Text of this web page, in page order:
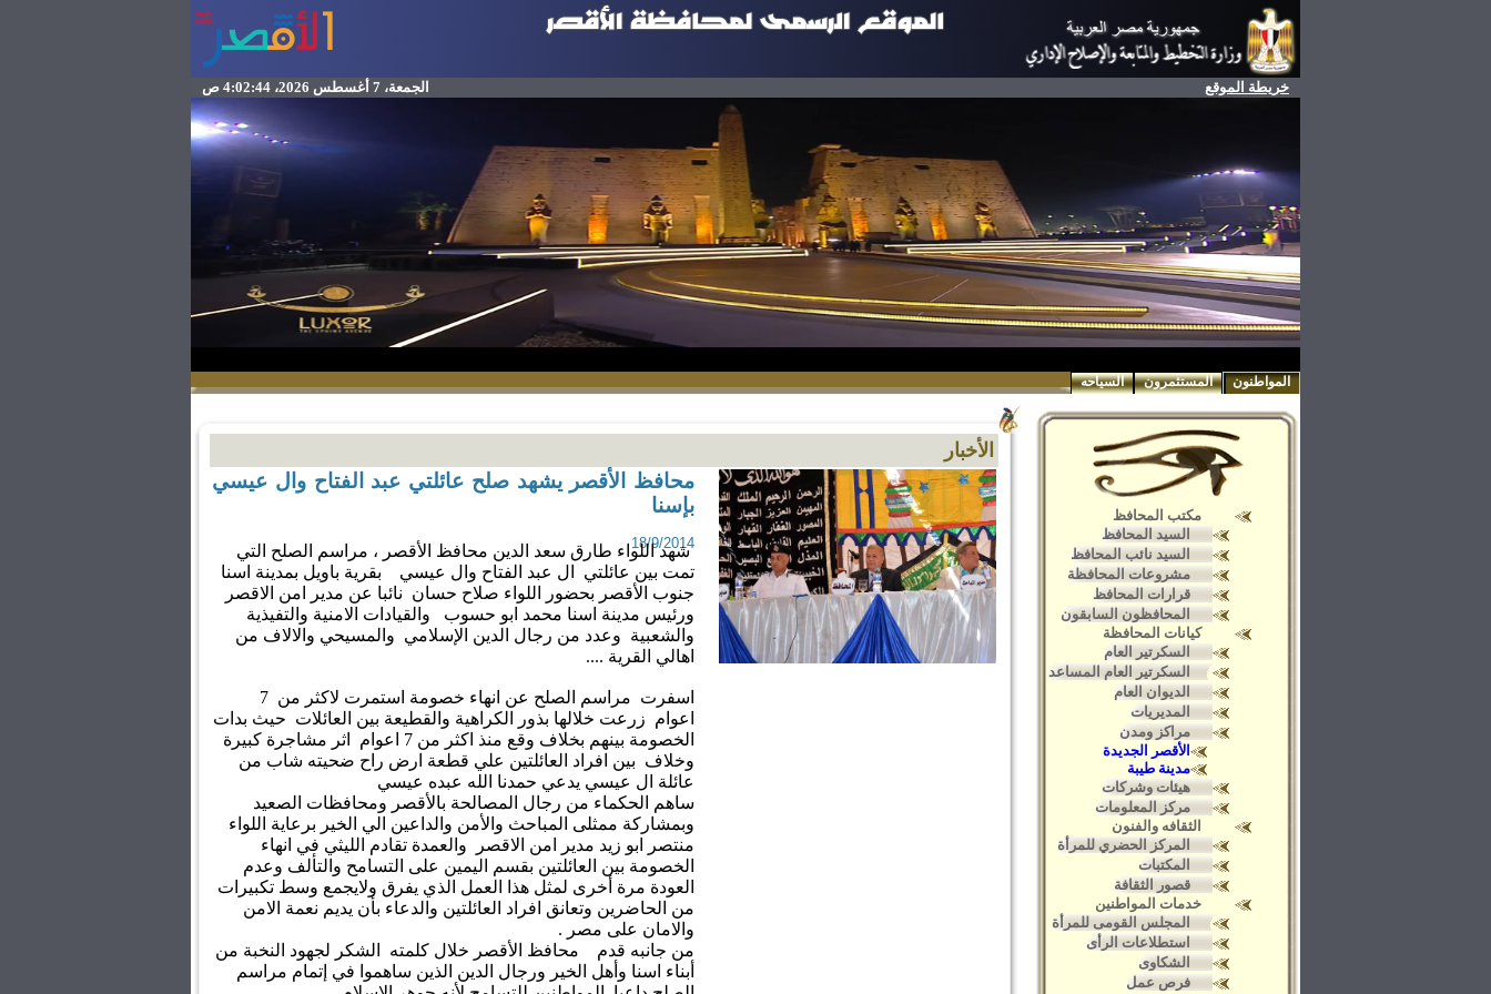
خريطة الموقع الجمعة، 7 أغسطس 2026، 4:02:44 ص
المواطنون المستثمرون السياحه
مكتب المحافظ
السيد المحافظ
السيد نائب المحافظ
مشروعات المحافظة
قرارات المحافظ
المحافظون السابقون
كيانات المحافظة
السكرتير العام
السكرتير العام المساعد
الديوان العام
المديريات
مراكز ومدن
الأقصر الجديدة
مدينة طيبة
هيئات وشركات
مركز المعلومات
الثقافه والفنون
المركز الحضري للمرأة
المكتبات
قصور الثقافة
خدمات المواطنين
المجلس القومى للمرأة
استطلاعات الرأى
الشكاوى
فرص عمل
الأخبار
محافظ الأقصر يشهد صلح عائلتي عبد الفتاح وال عيسي
بإسنا
18/9/2014
شهد اللواء طارق سعد الدين محافظ الأقصر ، مراسم الصلح التي
تمت بين عائلتي ال عبد الفتاح وال عيسي بقرية باويل بمدينة اسنا
جنوب الأقصر بحضور اللواء صلاح حسان نائبا عن مدير امن الاقصر
ورئيس مدينة اسنا محمد ابو حسوب والقيادات الامنية والتفيذية
والشعبية وعدد من رجال الدين الإسلامي والمسيحي والالاف من
اهالي القرية ....
اسفرت مراسم الصلح عن انهاء خصومة استمرت لاكثر من 7
اعوام زرعت خلالها بذور الكراهية والقطيعة بين العائلات حيث بدات
الخصومة بينهم بخلاف وقع منذ اكثر من 7 اعوام اثر مشاجرة كبيرة
وخلاف بين افراد العائلتين علي قطعة ارض راح ضحيته شاب من
عائلة ال عيسي يدعي حمدنا الله عبده عيسي
ساهم الحكماء من رجال المصالحة بالأقصر ومحافظات الصعيد
وبمشاركة ممثلى المباحث والأمن والداعين الي الخير برعاية اللواء
منتصر ابو زيد مدير امن الاقصر والعمدة تقادم الليثي في انهاء
الخصومة بين العائلتين بقسم اليمين على التسامح والتألف وعدم
العودة مرة أخرى لمثل هذا العمل الذي يفرق ولايجمع وسط تكبيرات
من الحاضرين وتعانق افراد العائلتين والدعاء بأن يديم نعمة الامن
والامان على مصر .
من جانبه قدم محافظ الأقصر خلال كلمته الشكر لجهود النخبة من
أبناء اسنا وأهل الخير ورجال الدين الذين ساهموا في إتمام مراسم